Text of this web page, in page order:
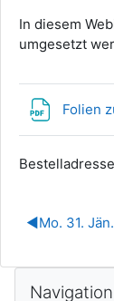
In diesem
umgesetzt
Folien
◀︎Mo. 31.
Blöcke
Navigation